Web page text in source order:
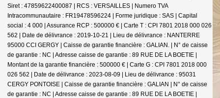
Siret : 47859622400087 | RCS : VERSAILLES | Numero TVA
Intracommunautaire : FR19478596224 | Forme juridique : SAS | Capital
social : 4 000 | Assurance RCP : 500000 € | Carte T : CPI 7801 2018 000 026
562 | Date de délivrance : 2019-10-21 | Lieu de délivrance : NANTERRE
95000 CCI GERGY | Caisse de garantie financière : GALIAN. | N° de caisse
de garantie : NC | Adresse caisse de garantie : 89 RUE DE LA BOETIE |
Montant de la garantie financière : 500000 € | Carte G : CPI 7801 2018 000
026 562 | Date de délivrance : 2023-08-09 | Lieu de délivrance : 95031
CERGY PONTOISE | Caisse de garantie financière : GALIAN | N° de caisse
de garantie : NC | Adresse caisse de garantie : 89 RUE DE LA BOETIE |